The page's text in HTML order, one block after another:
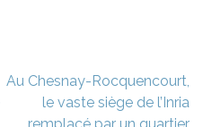
Au Chesnay-Rocquencourt,
le vaste siège de l’Inria